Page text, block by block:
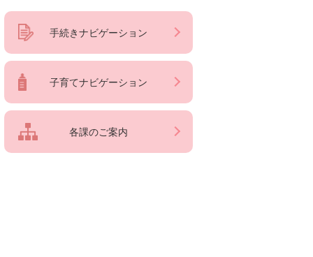
手続きナビゲーション
子育てナビゲーション
各課のご案内